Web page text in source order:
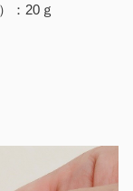
：20ｇ